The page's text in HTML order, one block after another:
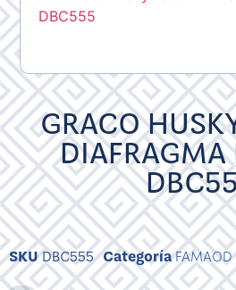
GRACO
DIAFRAGMA
SKUDBC555 CategoríaFAMAOD